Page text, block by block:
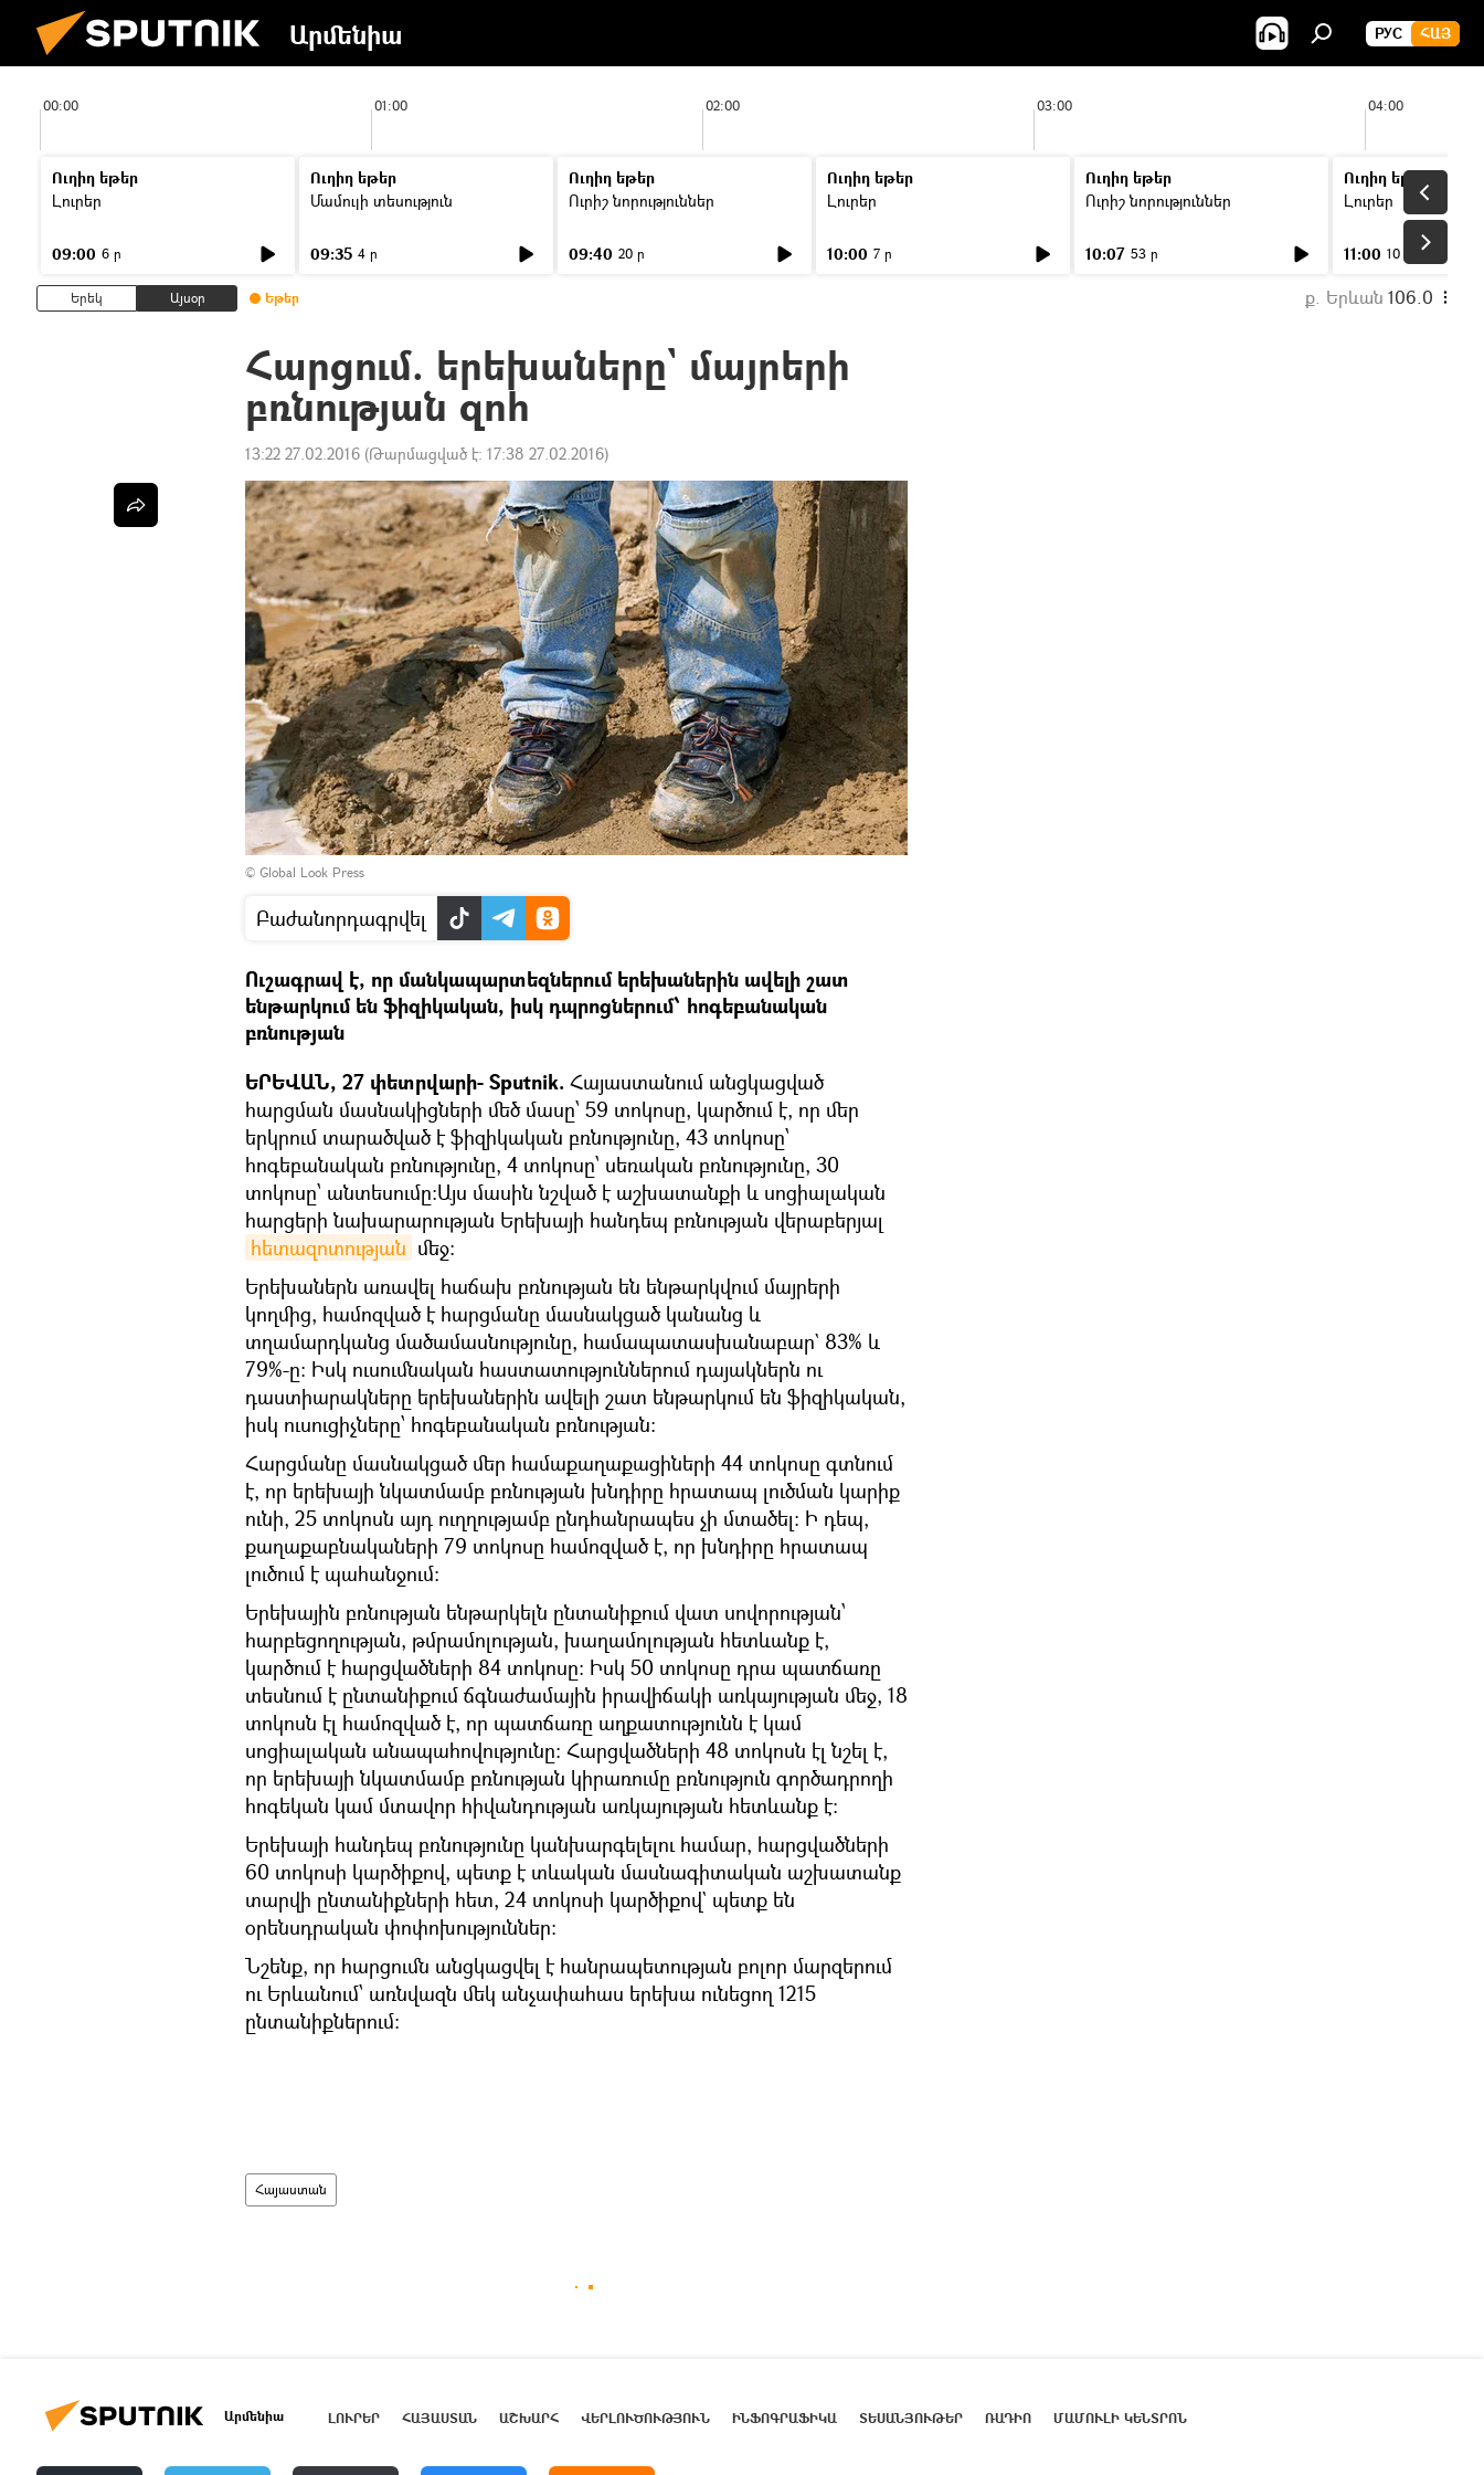
Արմենիա РУС ՀԱՅ
00:00 01:00 02:00 03:00 04:00
Ուղիղ եթեր
Լուրեր
09:00 6 ր
Ուղիղ եթեր
Մամուլի տեսություն
09:35 4 ր
Ուղիղ եթեր
Ուրիշ նորություններ
09:40 20 ր
Ուղիղ եթեր
Լուրեր
10:00 7 ր
Ուղիղ եթեր
Ուրիշ նորություններ
10:07 53 ր
Ուղիղ եթեր
Լուրեր
11:00 10 ր
Երեկ Այսօր Եթեր ք. Երևան 106.0
Հարցում. երեխաները` մայրերի
բռնության զոհ
13:22 27.02.2016 (Թարմացված է: 17:38 27.02.2016)
© Global Look Press
Բաժանորդագրվել
Ուշագրավ է, որ մանկապարտեզներում երեխաներին ավելի շատ
ենթարկում են ֆիզիկական, իսկ դպրոցներում՝ հոգեբանական
բռնության
ԵՐԵՎԱՆ, 27 փետրվարի- Sputnik. Հայաստանում անցկացված
հարցման մասնակիցների մեծ մասը՝ 59 տոկոսը, կարծում է, որ մեր
երկրում տարածված է ֆիզիկական բռնությունը, 43 տոկոսը՝
հոգեբանական բռնությունը, 4 տոկոսը՝ սեռական բռնությունը, 30
տոկոսը՝ անտեսումը:Այս մասին նշված է աշխատանքի և սոցիալական
հարցերի նախարարության Երեխայի հանդեպ բռնության վերաբերյալ
հետազոտության մեջ:
Երեխաներն առավել հաճախ բռնության են ենթարկվում մայրերի
կողմից, համոզված է հարցմանը մասնակցած կանանց և
տղամարդկանց մածամասնությունը, համապատասխանաբար` 83% և
79%-ը: Իսկ ուսումնական հաստատություններում դայակներն ու
դաստիարակները երեխաներին ավելի շատ ենթարկում են ֆիզիկական,
իսկ ուսուցիչները՝ հոգեբանական բռնության:
Հարցմանը մասնակցած մեր համաքաղաքացիների 44 տոկոսը գտնում
է, որ երեխայի նկատմամբ բռնության խնդիրը հրատապ լուծման կարիք
ունի, 25 տոկոսն այդ ուղղությամբ ընդհանրապես չի մտածել: Ի դեպ,
քաղաքաբնակաների 79 տոկոսը համոզված է, որ խնդիրը հրատապ
լուծում է պահանջում:
Երեխային բռնության ենթարկելն ընտանիքում վատ սովորության՝
հարբեցողության, թմրամոլության, խաղամոլության հետևանք է,
կարծում է հարցվածների 84 տոկոսը: Իսկ 50 տոկոսը դրա պատճառը
տեսնում է ընտանիքում ճգնաժամային իրավիճակի առկայության մեջ, 18
տոկոսն էլ համոզված է, որ պատճառը աղքատությունն է կամ
սոցիալական անապահովությունը: Հարցվածների 48 տոկոսն էլ նշել է,
որ երեխայի նկատմամբ բռնության կիրառումը բռնություն գործադրողի
հոգեկան կամ մտավոր հիվանդության առկայության հետևանք է:
Երեխայի հանդեպ բռնությունը կանխարգելելու համար, հարցվածների
60 տոկոսի կարծիքով, պետք է տևական մասնագիտական աշխատանք
տարվի ընտանիքների հետ, 24 տոկոսի կարծիքով` պետք են
օրենսդրական փոփոխություններ:
Նշենք, որ հարցումն անցկացվել է հանրապետության բոլոր մարզերում
ու Երևանում՝ առնվազն մեկ անչափահաս երեխա ունեցող 1215
ընտանիքներում:
Հայաստան
Արմենիա ԼՈՒՐԵՐ ՀԱՅԱՍՏԱՆ ԱՇԽԱՐՀ ՎԵՐԼՈՒԾՈՒԹՅՈՒՆ ԻՆՖՈԳՐԱՖԻԿԱ ՏԵՍԱՆՅՈՒԹԵՐ ՌԱԴԻՈ ՄԱՄՈՒԼԻ ԿԵՆՏՐՈՆ